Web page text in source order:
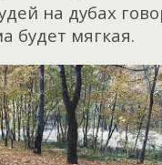
на дубах
будет мягкая.